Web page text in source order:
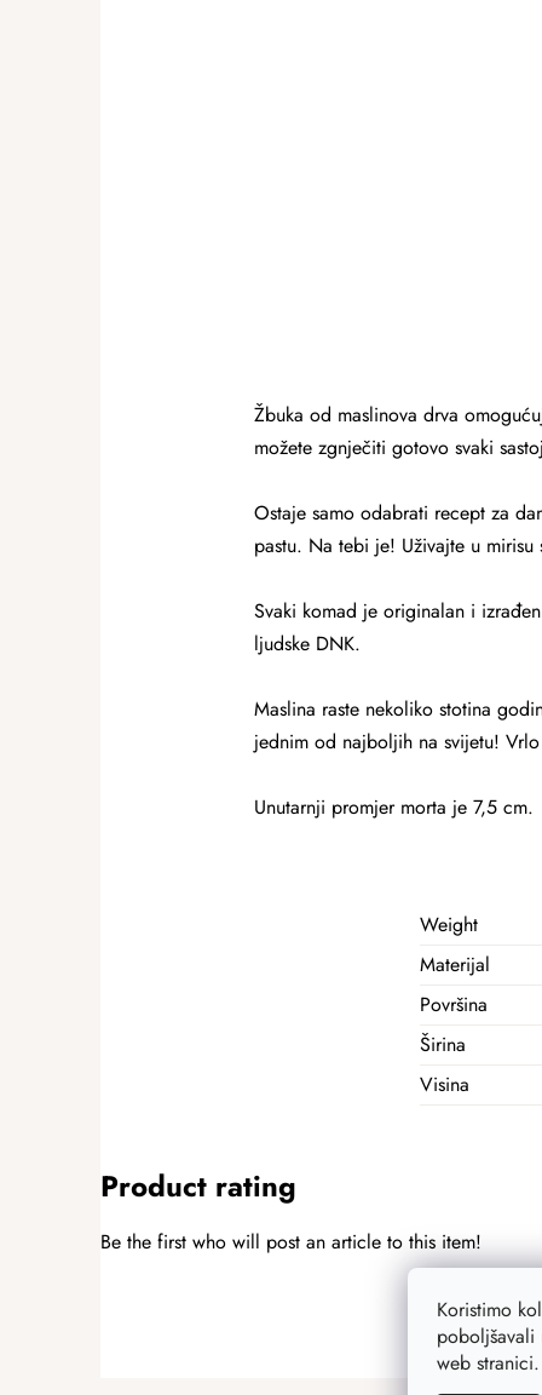
Koristimo
poboljšavali
web stranici.
Žbuka od maslinova drva
možete zgnječiti gotovo svaki
Ostaje samo odabrati recept za
pastu. Na tebi je! Uživajte u
Svaki komad je originalan i
ljudske DNK.
Maslina raste nekoliko stotina
jednim od najboljih na svijetu!
Unutarnji promjer morta je 7,5 cm.
Weight
Materijal
Površina
Širina
Visina
Product rating
Be the first who will post an article to this item!